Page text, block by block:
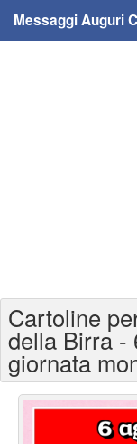
Messaggi Auguri
Cartoline auguri anni
Cartoline giorni
Cartoline giorni
Cartoline
della Birra -
giornata